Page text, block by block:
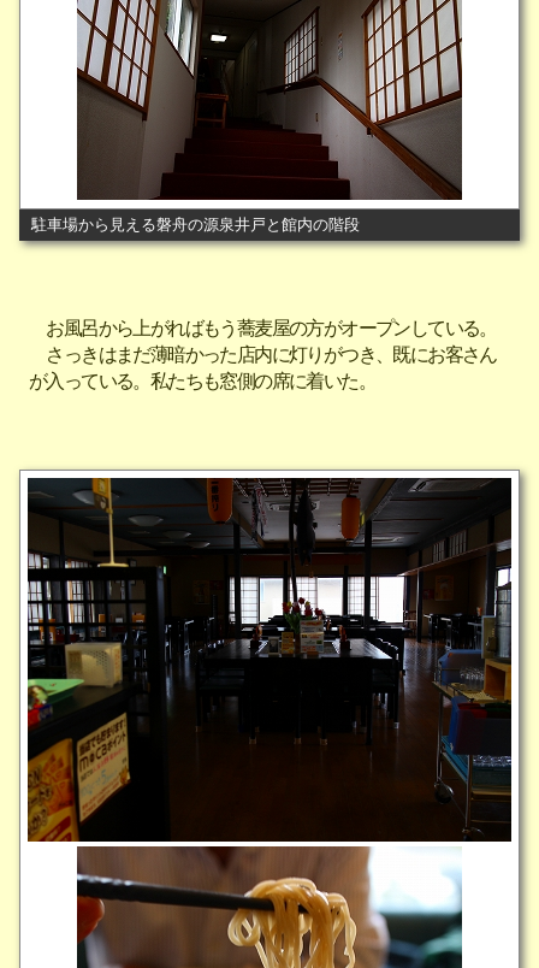
駐車場から見える磐舟の源泉井戸と館内の階段
お風呂から上がればもう蕎麦屋の方がオープンしている。
さっきはまだ薄暗かった店内に灯りがつき、既にお客さん
が入っている。私たちも窓側の席に着いた。